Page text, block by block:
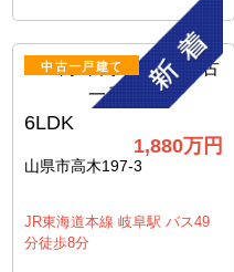
中古一戸建て
6LDK
1,880万円
山県市高木197-3
JR東海道本線 岐阜駅 バス49
分徒歩8分